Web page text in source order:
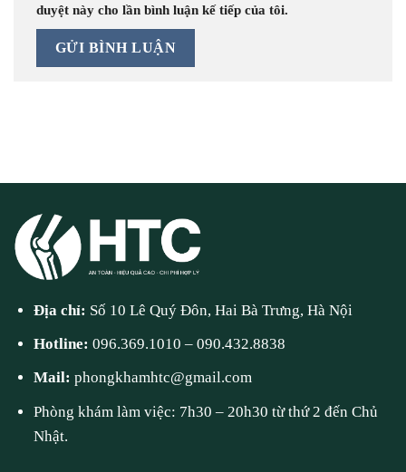
duyệt này cho lần bình luận kế tiếp của tôi.
Địa chỉ: Số 10 Lê Quý Đôn, Hai Bà Trưng, Hà Nội
Hotline:096.369.1010 –090.432.8838
Mail:phongkhamhtc@gmail.com
Phòng khám làm việc: 7h30 – 20h30 từ thứ 2 đến Chủ
Nhật.